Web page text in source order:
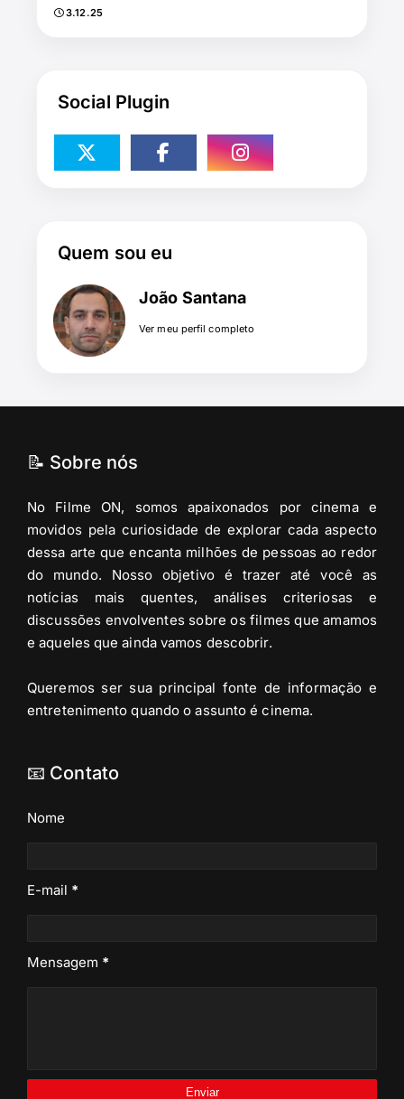
3.12.25
Social Plugin
Quem sou eu
João Santana
Ver meu perfil completo
📝 Sobre nós
No Filme ON, somos apaixonados por cinema e
movidos pela curiosidade de explorar cada aspecto
dessa arte que encanta milhões de pessoas ao redor
do mundo. Nosso objetivo é trazer até você as
notícias mais quentes, análises criteriosas e
discussões envolventes sobre os filmes que amamos
e aqueles que ainda vamos descobrir.
Queremos ser sua principal fonte de informação e
entretenimento quando o assunto é cinema.
📧 Contato
Nome
E-mail *
Mensagem *